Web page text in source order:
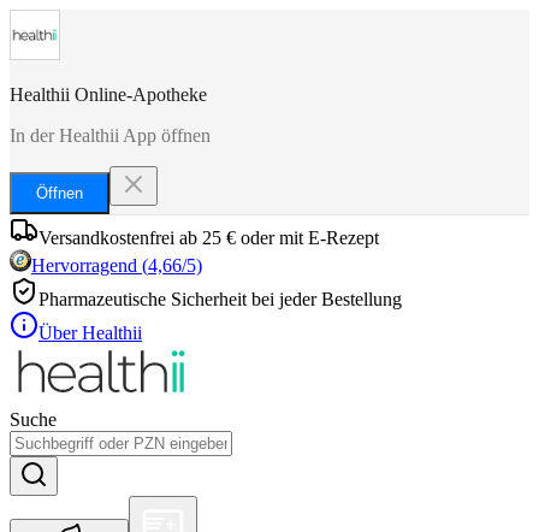
Healthii Online-Apotheke
In der Healthii App öffnen
Öffnen
Versandkostenfrei ab 25 € oder mit E-Rezept
Hervorragend (4,66/5)
Pharmazeutische Sicherheit bei jeder Bestellung
Über Healthii
Suche